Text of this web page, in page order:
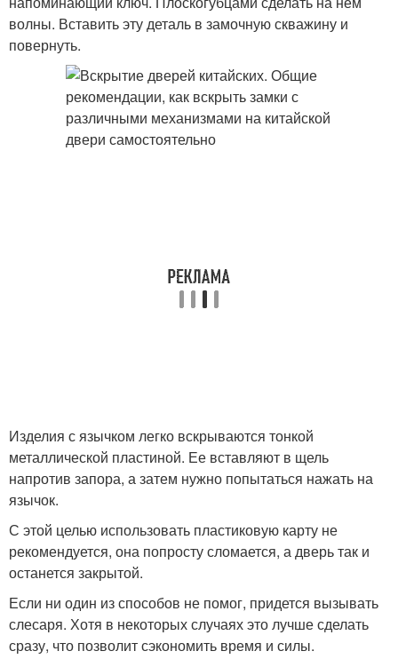
волны. Вставить эту деталь в замочную скважину и
повернуть.
Изделия с язычком легко вскрываются тонкой
металлической пластиной. Ее вставляют в щель
напротив запора, а затем нужно попытаться нажать на
язычок.
С этой целью использовать пластиковую карту не
рекомендуется, она попросту сломается, а дверь так и
останется закрытой.
Если ни один из способов не помог, придется вызывать
слесаря. Хотя в некоторых случаях это лучше сделать
сразу, что позволит сэкономить время и силы.